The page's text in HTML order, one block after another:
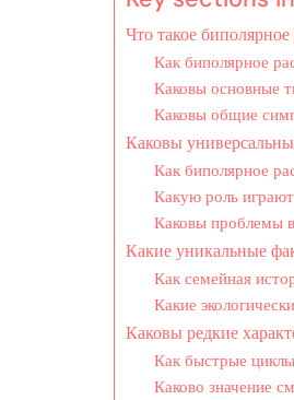
Что такое биполярное
Как биполярное
Каковы основные
Каковы общие
Каковы
Как биполярное
Какую роль
Каковы проблемы
Какие уникальные
Как семейная
Какие
Каковы редкие
Как быстрые
Каково значение